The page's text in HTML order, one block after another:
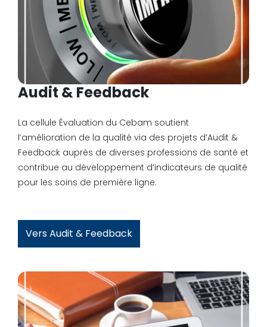
Audit & Feedback
La cellule Évaluation du Cebam soutient
l’amélioration de la qualité via des projets d’Audit &
Feedback auprès de diverses professions de santé et
contribue au développement d’indicateurs de qualité
pour les soins de première ligne.
Vers Audit & Feedback